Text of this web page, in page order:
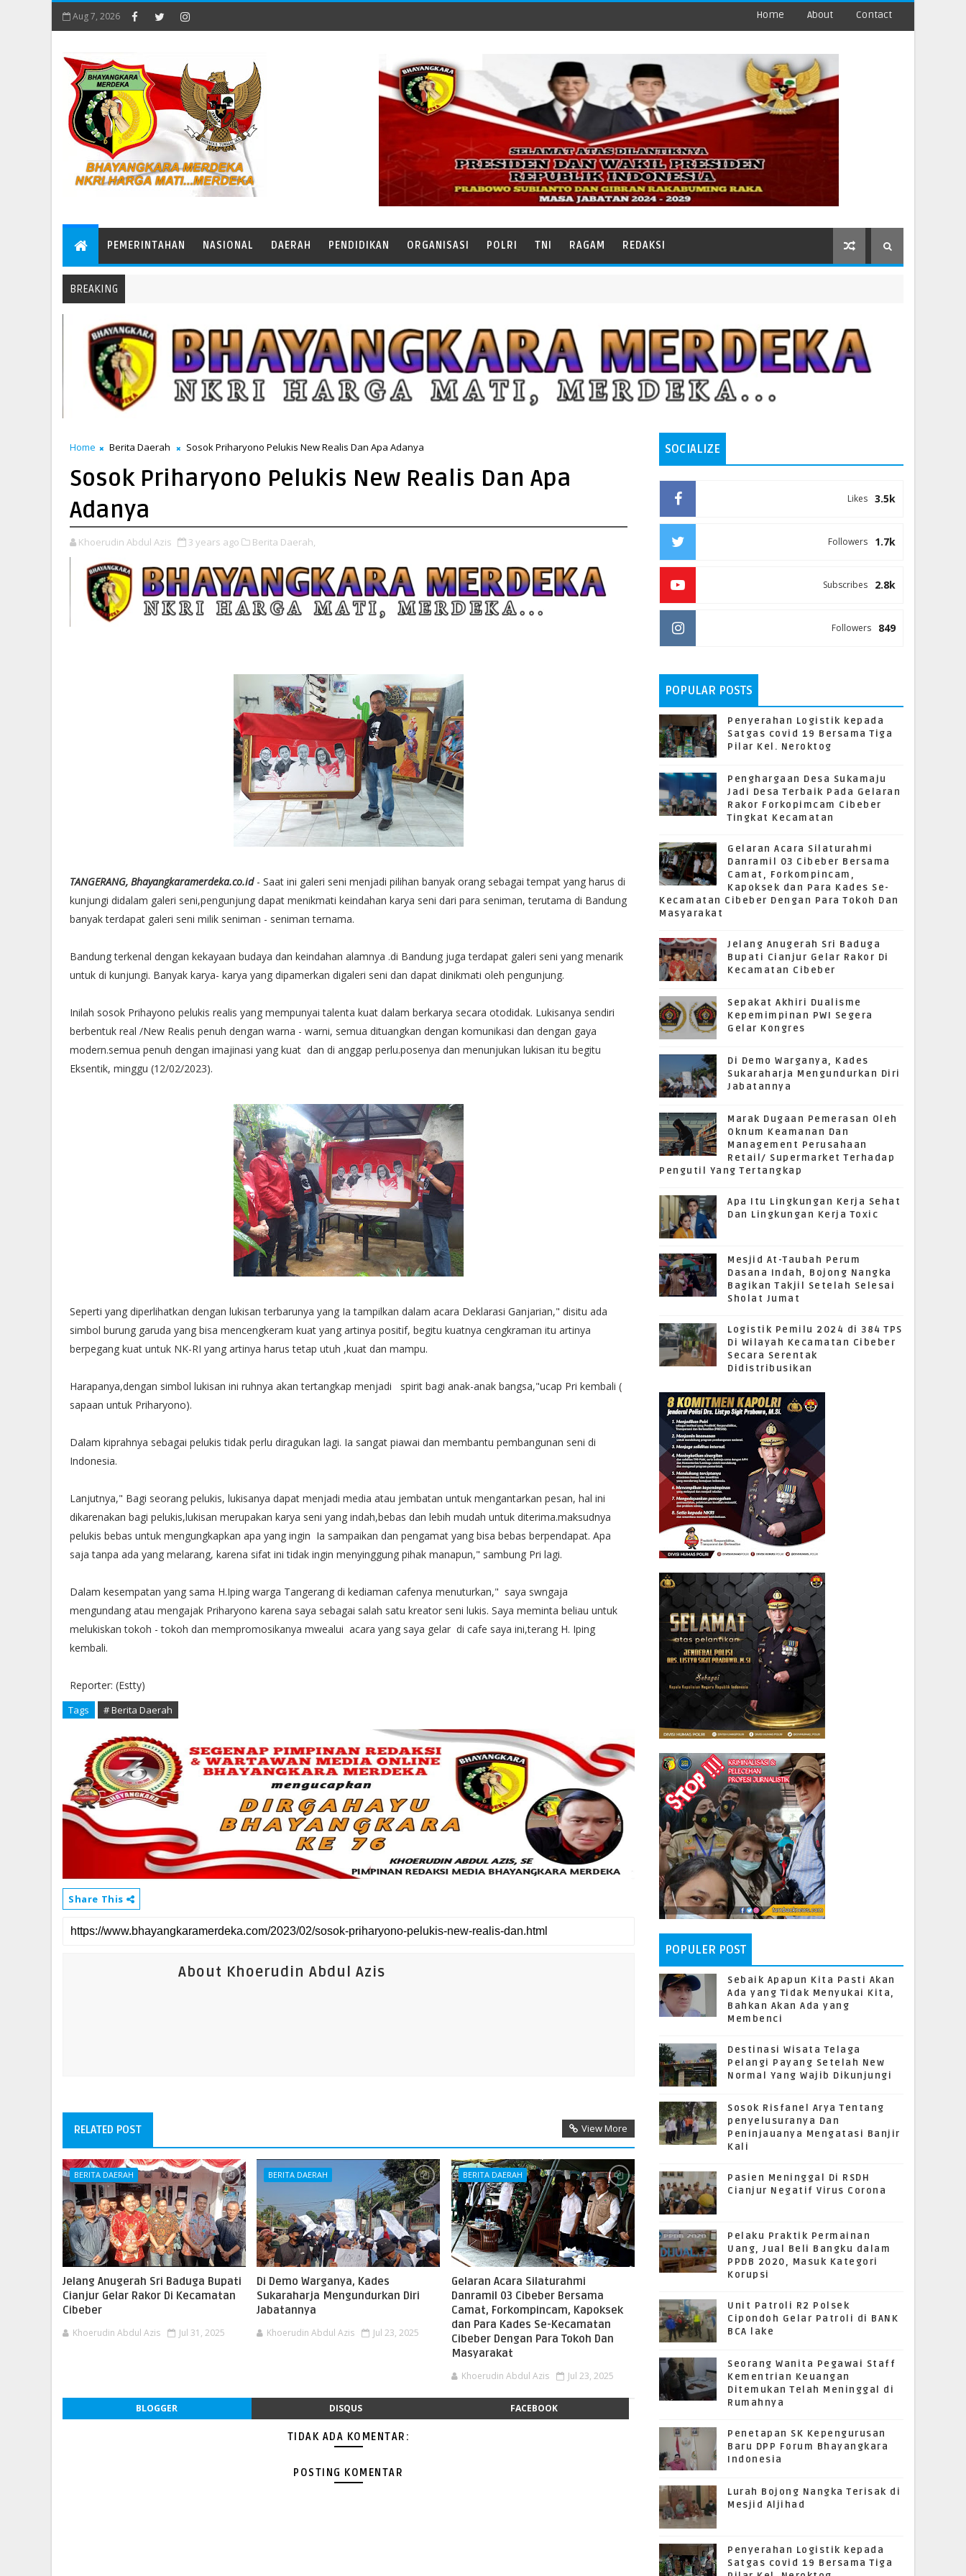
Aug 7, 2026 Home About Contact
PEMERINTAHAN NASIONAL DAERAH PENDIDIKAN ORGANISASI POLRI TNI RAGAM REDAKSI
BREAKING
Home Berita Daerah Sosok Priharyono Pelukis New Realis Dan Apa Adanya
Sosok Priharyono Pelukis New Realis Dan Apa
Adanya
Khoerudin Abdul Azis 3 years ago Berita Daerah,
TANGERANG, Bhayangkaramerdeka.co.id- Saat ini galeri seni menjadi pilihan banyak orang sebagai tempat yang harus di
kunjungi didalam galeri seni,pengunjung dapat menikmati keindahan karya seni dari para seniman, terutama di Bandung
banyak terdapat galeri seni milik seniman - seniman ternama.
Bandung terkenal dengan kekayaan budaya dan keindahan alamnya .di Bandung juga terdapat galeri seni yang menarik
untuk di kunjungi. Banyak karya- karya yang dipamerkan digaleri seni dan dapat dinikmati oleh pengunjung.
Inilah sosok Prihayono pelukis realis yang mempunyai talenta kuat dalam berkarya secara otodidak. Lukisanya sendiri
berbentuk real /New Realis penuh dengan warna - warni, semua dituangkan dengan komunikasi dan dengan gaya
modern.semua penuh dengan imajinasi yang kuat dan di anggap perlu.posenya dan menunjukan lukisan itu begitu
Eksentik, minggu (12/02/2023).
Seperti yang diperlihatkan dengan lukisan terbarunya yang Ia tampilkan dalam acara Deklarasi Ganjarian," disitu ada
simbol burung garuda yang bisa mencengkeram kuat yang artinya positif, begitu kuatnya cengkraman itu artinya
berpegang kuat untuk NK-RI yang artinya harus tetap utuh ,kuat dan mampu.
Harapanya,dengan simbol lukisan ini ruhnya akan tertangkap menjadi spirit bagi anak-anak bangsa,"ucap Pri kembali (
sapaan untuk Priharyono).
Dalam kiprahnya sebagai pelukis tidak perlu diragukan lagi. Ia sangat piawai dan membantu pembangunan seni di
Indonesia.
Lanjutnya," Bagi seorang pelukis, lukisanya dapat menjadi media atau jembatan untuk mengantarkan pesan, hal ini
dikarenakan bagi pelukis,lukisan merupakan karya seni yang indah,bebas dan lebih mudah untuk diterima.maksudnya
pelukis bebas untuk mengungkapkan apa yang ingin Ia sampaikan dan pengamat yang bisa bebas berpendapat. Apa
saja tanpa ada yang melarang, karena sifat ini tidak ingin menyinggung pihak manapun," sambung Pri lagi.
Dalam kesempatan yang sama H.Iping warga Tangerang di kediaman cafenya menuturkan," saya swngaja
mengundang atau mengajak Priharyono karena saya sebagai salah satu kreator seni lukis. Saya meminta beliau untuk
melukiskan tokoh - tokoh dan mempromosikanya mwealui acara yang saya gelar di cafe saya ini,terang H. Iping
kembali.
Reporter: (Estty)
Tags # Berita Daerah
Share This
About Khoerudin Abdul Azis
RELATED POST View More
BERITA DAERAH
Jelang Anugerah Sri Baduga Bupati
Cianjur Gelar Rakor Di Kecamatan
Cibeber
Khoerudin Abdul Azis Jul 31, 2025
BERITA DAERAH
Di Demo Warganya, Kades
Sukaraharja Mengundurkan Diri
Jabatannya
Khoerudin Abdul Azis Jul 23, 2025
BERITA DAERAH
Gelaran Acara Silaturahmi
Danramil 03 Cibeber Bersama
Camat, Forkompincam, Kapoksek
dan Para Kades Se-Kecamatan
Cibeber Dengan Para Tokoh Dan
Masyarakat
Khoerudin Abdul Azis Jul 23, 2025
BLOGGER DISQUS FACEBOOK
TIDAK ADA KOMENTAR:
POSTING KOMENTAR
SOCIALIZE
3.5k
Likes
1.7k
Followers
2.8k
Subscribes
849
Followers
POPULAR POSTS
Penyerahan Logistik kepada
Satgas covid 19 Bersama Tiga
Pilar Kel. Neroktog
Penghargaan Desa Sukamaju
Jadi Desa Terbaik Pada Gelaran
Rakor Forkopimcam Cibeber
Tingkat Kecamatan
Gelaran Acara Silaturahmi
Danramil 03 Cibeber Bersama
Camat, Forkompincam,
Kapoksek dan Para Kades Se-
Kecamatan Cibeber Dengan Para Tokoh Dan
Masyarakat
Jelang Anugerah Sri Baduga
Bupati Cianjur Gelar Rakor Di
Kecamatan Cibeber
Sepakat Akhiri Dualisme
Kepemimpinan PWI Segera
Gelar Kongres
Di Demo Warganya, Kades
Sukaraharja Mengundurkan Diri
Jabatannya
Marak Dugaan Pemerasan Oleh
Oknum Keamanan Dan
Management Perusahaan
Retail/ Supermarket Terhadap
Pengutil Yang Tertangkap
Apa Itu Lingkungan Kerja Sehat
Dan Lingkungan Kerja Toxic
Mesjid At-Taubah Perum
Dasana Indah, Bojong Nangka
Bagikan Takjil Setelah Selesai
Sholat Jumat
Logistik Pemilu 2024 di 384 TPS
Di Wilayah Kecamatan Cibeber
Secara Serentak
Didistribusikan
POPULER POST
Sebaik Apapun Kita Pasti Akan
Ada yang Tidak Menyukai Kita,
Bahkan Akan Ada yang
Membenci
Destinasi Wisata Telaga
Pelangi Payang Setelah New
Normal Yang Wajib Dikunjungi
Sosok Risfanel Arya Tentang
penyelusuranya Dan
Peninjauanya Mengatasi Banjir
Kali
Pasien Meninggal Di RSDH
Cianjur Negatif Virus Corona
Pelaku Praktik Permainan
Uang, Jual Beli Bangku dalam
PPDB 2020, Masuk Kategori
Korupsi
Unit Patroli R2 Polsek
Cipondoh Gelar Patroli di BANK
BCA lake
Seorang Wanita Pegawai Staff
Kementrian Keuangan
Ditemukan Telah Meninggal di
Rumahnya
Penetapan SK Kepengurusan
Baru DPP Forum Bhayangkara
Indonesia
Lurah Bojong Nangka Terisak di
Mesjid Aljihad
Penyerahan Logistik kepada
Satgas covid 19 Bersama Tiga